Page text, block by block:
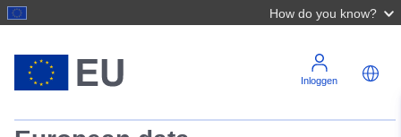
How do you know?
Inloggen